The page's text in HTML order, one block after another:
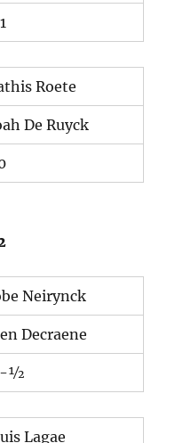
Roete
De Ruyck
Neirynck
Decraene
½
Lagae